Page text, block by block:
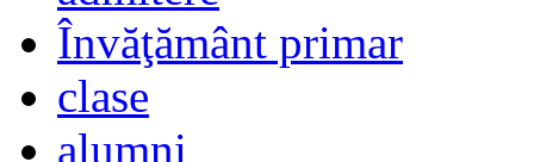
Învăţământ primar
clase
alumni